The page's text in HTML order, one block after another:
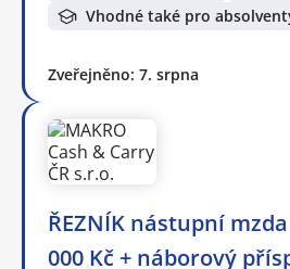
Vhodné také pro
Zveřejněno: 7. srpna
ŘEZNÍK nástupní
000 Kč + náborový